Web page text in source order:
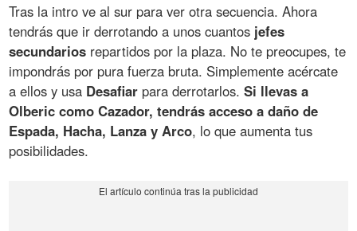
Tras la intro ve al sur para ver otra secuencia. Ahora
tendrás que ir derrotando a unos cuantos jefes
secundarios repartidos por la plaza. No te preocupes, te
impondrás por pura fuerza bruta. Simplemente acércate
a ellos y usa Desafiar para derrotarlos.Si llevas a
Olberic como Cazador, tendrás acceso a daño de
Espada, Hacha, Lanza y Arco, lo que aumenta tus
posibilidades.